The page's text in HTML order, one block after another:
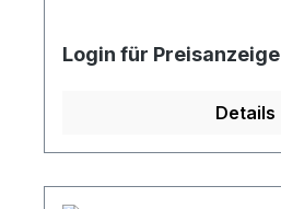
Login für Preisanzeige
Details